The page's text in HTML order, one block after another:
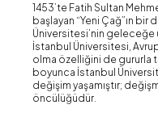
1453’te Fatih Sultan
başlayan “Yeni Çağ”ın bir
Üniversitesi’nin geleceğe
İstanbul Üniversitesi,
olma özelliğini de gururla
boyunca İstanbul
değişim yaşamıştır;
öncülüğüdür.